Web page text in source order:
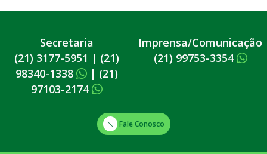
Secretaria
(21) 3177-5951 | (21)
98340-1338
| (21)
97103-2174
Imprensa/Comunicação
(21) 99753-3354
Fale Conosco